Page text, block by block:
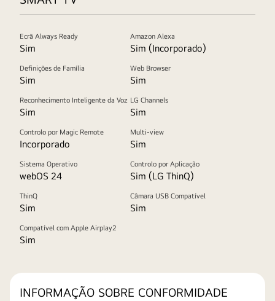
Ecrã Always Ready
Sim
Amazon Alexa
Sim (Incorporado)
Definições de Família
Sim
Web Browser
Sim
Reconhecimento Inteligente da Voz
Sim
LG Channels
Sim
Controlo por Magic Remote
Incorporado
Multi-view
Sim
Sistema Operativo
webOS 24
Controlo por Aplicação
Sim (LG ThinQ)
ThinQ
Sim
Câmara USB Compatível
Sim
Compatível com Apple Airplay2
Sim
INFORMAÇÃO SOBRE CONFORMIDADE